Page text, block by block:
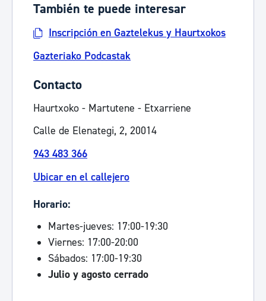
También te puede interesar
Inscripción en Gaztelekus y Haurtxokos
Gazteriako Podcastak
Contacto
Haurtxoko - Martutene - Etxarriene
Calle de Elenategi, 2, 20014
943 483 366
Ubicar en el callejero
Horario:
Martes-jueves: 17:00-19:30
Viernes: 17:00-20:00
Sábados: 17:00-19:30
Julio y agosto cerrado